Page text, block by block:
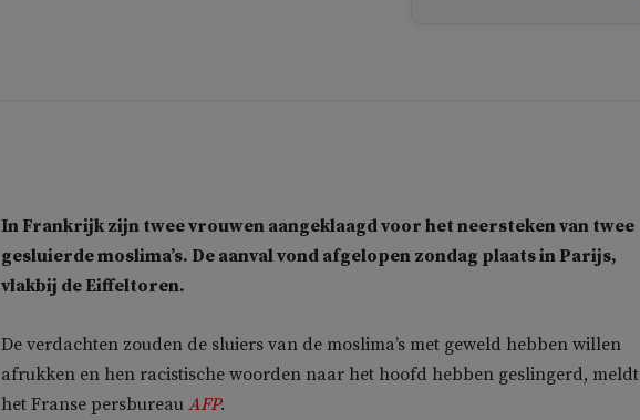
In Frankrijk zijn twee vrouwen aangeklaagd voor het neersteken van twee
gesluierde moslima’s. De aanval vond afgelopen zondag plaats in Parijs,
vlakbij de Eiffeltoren.
De verdachten zouden de sluiers van de moslima’s met geweld hebben willen
afrukken en hen racistische woorden naar het hoofd hebben geslingerd, meldt
het Franse persbureau AFP.